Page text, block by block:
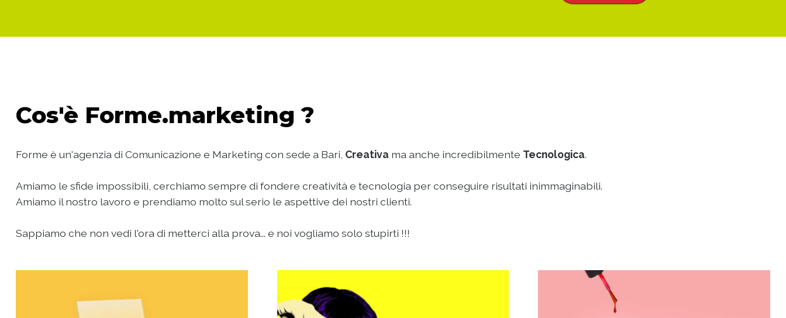
Cos'è Forme.marketing ?
Forme è un'agenzia di Comunicazione e Marketing con sede a Bari, Creativa ma anche incredibilmente Tecnologica.
Amiamo le sfide impossibili, cerchiamo sempre di fondere creatività e tecnologia per conseguire risultati inimmaginabili.
Amiamo il nostro lavoro e prendiamo molto sul serio le aspettive dei nostri clienti.
Sappiamo che non vedi l'ora di metterci alla prova... e noi vogliamo solo stupirti !!!